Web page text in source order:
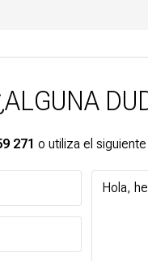
271 o utiliza el